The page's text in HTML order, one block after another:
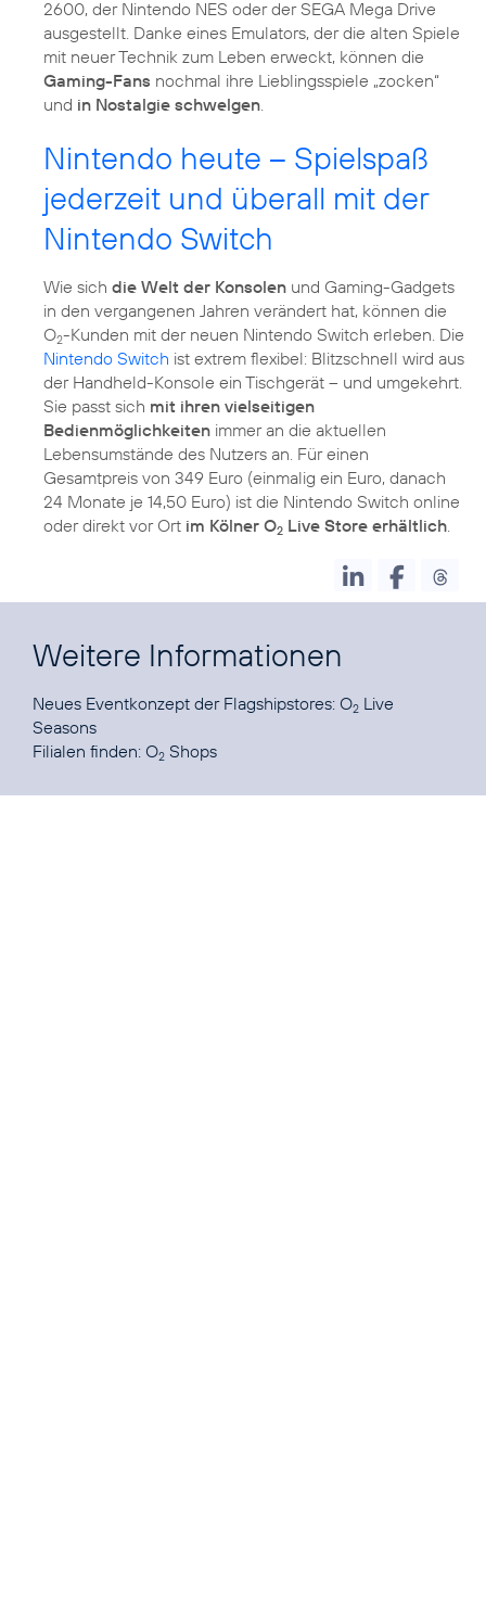
2600, der Nintendo NES oder der SEGA Mega Drive
ausgestellt. Danke eines Emulators, der die alten Spiele
mit neuer Technik zum Leben erweckt, können die
Gaming-Fans nochmal ihre Lieblingsspiele „zocken“
und in Nostalgie schwelgen.
Nintendo heute – Spielspaß
jederzeit und überall mit der
Nintendo Switch
Wie sich die Welt der Konsolen und Gaming-Gadgets
in den vergangenen Jahren verändert hat, können die
O2-Kunden mit der neuen Nintendo Switch erleben. Die
Nintendo Switch ist extrem flexibel: Blitzschnell wird aus
der Handheld-Konsole ein Tischgerät – und umgekehrt.
Sie passt sich mit ihren vielseitigen
Bedienmöglichkeiten immer an die aktuellen
Lebensumstände des Nutzers an. Für einen
Gesamtpreis von 349 Euro (einmalig ein Euro, danach
24 Monate je 14,50 Euro) ist die Nintendo Switch online
oder direkt vor Ort im Kölner O2 Live Store erhältlich.
Weitere Informationen
Neues Eventkonzept der Flagshipstores: O2 Live
Seasons
Filialen finden: O2 Shops